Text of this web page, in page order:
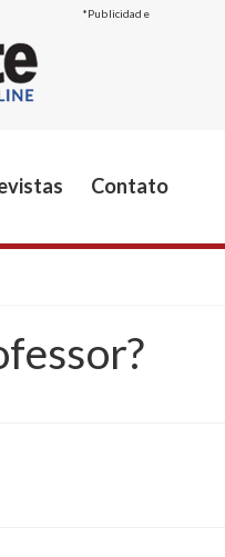
*Publicidade
Contato